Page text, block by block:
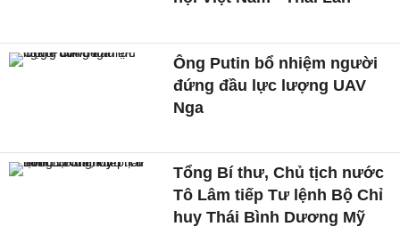
Ông Putin bổ nhiệm người
đứng đầu lực lượng UAV
Nga
Tổng Bí thư, Chủ tịch nước
Tô Lâm tiếp Tư lệnh Bộ Chỉ
huy Thái Bình Dương Mỹ